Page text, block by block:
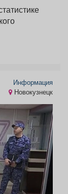
Информация
Новокузнецк